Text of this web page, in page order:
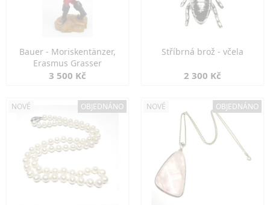
Bauer - Moriskentänzer,
Erasmus Grasser
3 500 Kč
Stříbrná brož - včela
2 300 Kč
NOVÉ OBJEDNÁNO NOVÉ OBJEDNÁNO